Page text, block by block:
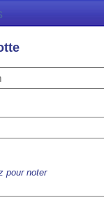
pour noter